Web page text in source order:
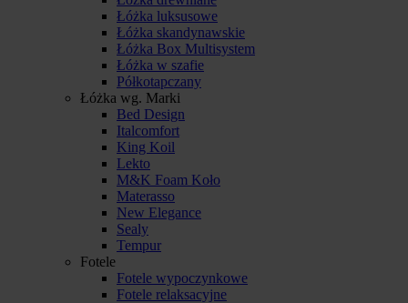
Łóżka luksusowe
Łóżka skandynawskie
Łóżka Box Multisystem
Łóżka w szafie
Półkotapczany
Łóżka wg. Marki
Bed Design
Italcomfort
King Koil
Lekto
M&K Foam Koło
Materasso
New Elegance
Sealy
Tempur
Fotele
Fotele wypoczynkowe
Fotele relaksacyjne